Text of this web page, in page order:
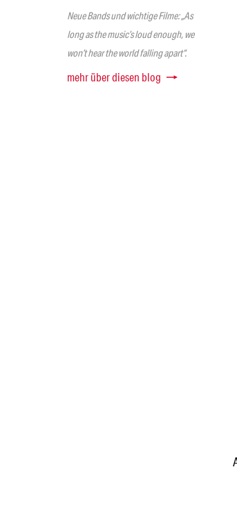
Neue Bands und wichtige Filme: „As
long as the music’s loud enough, we
won’t hear the world falling apart“.
mehr über diesen blog